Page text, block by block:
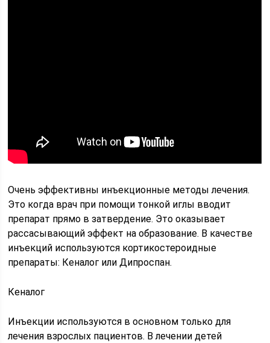
Очень эффективны инъекционные методы лечения.
Это когда врач при помощи тонкой иглы вводит
препарат прямо в затвердение. Это оказывает
рассасывающий эффект на образование. В качестве
инъекций используются кортикостероидные
препараты: Кеналог или Дипроспан.
Кеналог
Инъекции используются в основном только для
лечения взрослых пациентов. В лечении детей